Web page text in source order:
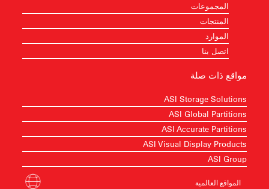
المجموعات
المنتجات
الموارد
اتصل بنا
مواقع ذات صلة
ASI Storage Solutions
ASI Global Partitions
ASI Accurate Partitions
ASI Visual Display Products
ASI Group
المواقع العالمية